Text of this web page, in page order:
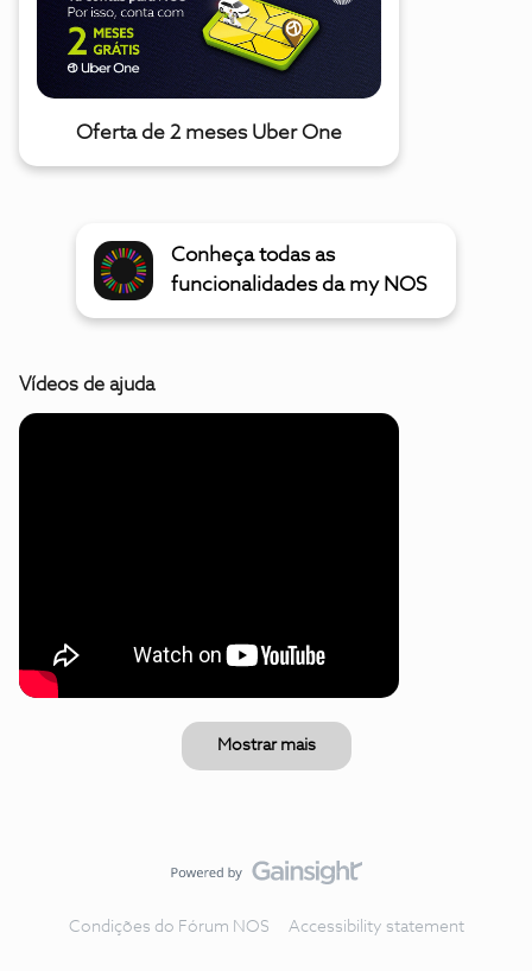
Oferta de 2 meses Uber One
Conheça todas as
funcionalidades da my NOS
Vídeos de ajuda
Mostrar mais
Condições do Fórum NOS Accessibility statement